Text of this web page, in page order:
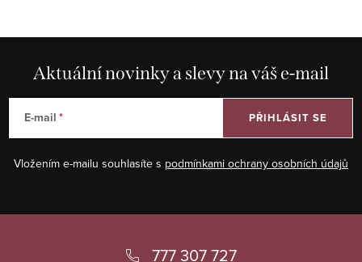
Aktuální novinky a slevy na váš e-mail
E-mail
Vložením e-mailu souhlasíte s podmínkami ochrany osobních údajů
PŘIHLÁSIT SE
777 307 727